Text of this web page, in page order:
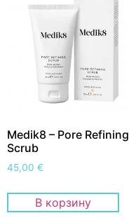
Medik8 – Pore Refining
Scrub
45,00 €
В корзину